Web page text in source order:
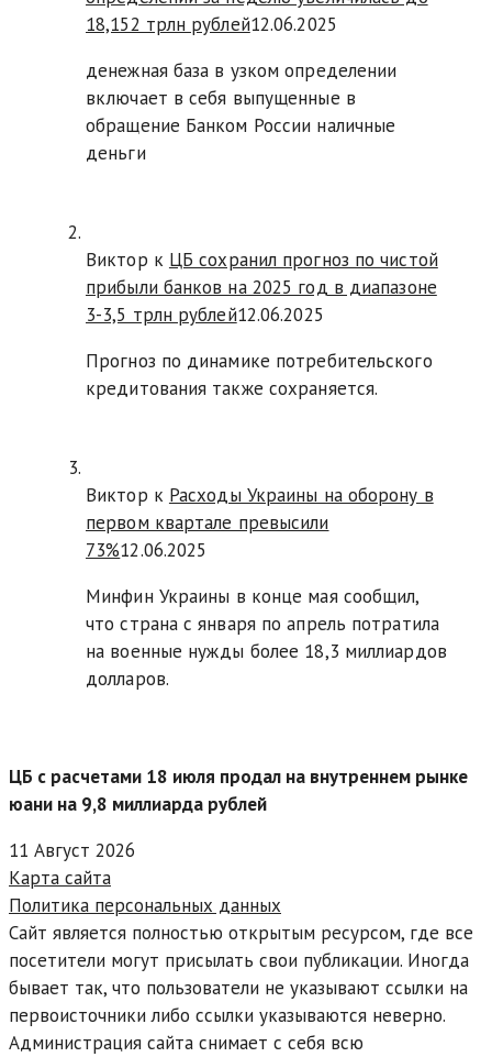
18,152 трлн рублей12.06.2025
денежная база в узком определении
включает в себя выпущенные в
обращение Банком России наличные
деньги
Виктор к ЦБ сохранил прогноз по чистой
прибыли банков на 2025 год в диапазоне
3-3,5 трлн рублей12.06.2025
Прогноз по динамике потребительского
кредитования также сохраняется.
Виктор к Расходы Украины на оборону в
первом квартале превысили
73%12.06.2025
Минфин Украины в конце мая сообщил,
что страна с января по апрель потратила
на военные нужды более 18,3 миллиардов
долларов.
ЦБ с расчетами 18 июля продал на внутреннем рынке
юани на 9,8 миллиарда рублей
11 Август 2026
Карта сайта
Политика персональных данных
Сайт является полностью открытым ресурсом, где все
посетители могут присылать свои публикации. Иногда
бывает так, что пользователи не указывают ссылки на
первоисточники либо ссылки указываются неверно.
Администрация сайта снимает с себя всю